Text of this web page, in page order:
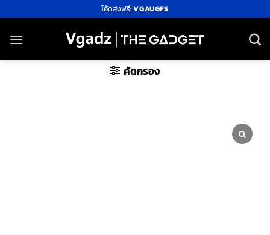
ไป
ยัง
โค้ดส่งฟรี:VGAUGFS
คัดกรอง